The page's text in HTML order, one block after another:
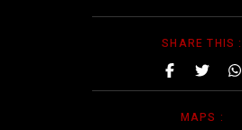
SHARE THIS :
MAPS :